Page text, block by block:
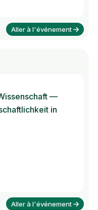
Aller à l'événement
—
in
Aller à l'événement